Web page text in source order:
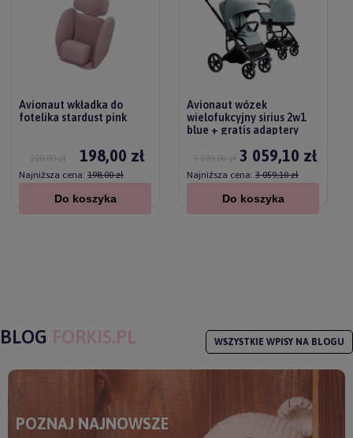
Avionaut wkładka do
fotelika stardust pink
198,00 zł
220,00 zł
Najniższa cena: 198,00 zł
Do koszyka
Avionaut wózek
wielofukcyjny sirius 2w1
blue + gratis adaptery
3 059,10 zł
3 399,00 zł
Najniższa cena: 3 059,10 zł
Do koszyka
BLOG FORKIS.PL WSZYSTKIE WPISY NA BLOGU
POZNAJ NAJNOWSZE